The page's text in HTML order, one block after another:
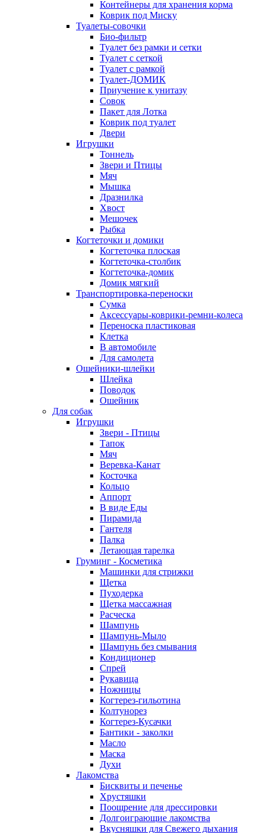
Контейнеры для хранения корма
Коврик под Миску
Туалеты-совочки
Био-фильтр
Туалет без рамки и сетки
Туалет с сеткой
Туалет с рамкой
Туалет-ДОМИК
Приучение к унитазу
Совок
Пакет для Лотка
Коврик под туалет
Двери
Игрушки
Тоннель
Звери и Птицы
Мяч
Мышка
Дразнилка
Хвост
Мешочек
Рыбка
Когтеточки и домики
Когтеточка плоская
Когтеточка-столбик
Когтеточка-домик
Домик мягкий
Транспортировка-переноски
Сумка
Аксессуары-коврики-ремни-колеса
Переноска пластиковая
Клетка
В автомобиле
Для самолета
Ошейники-шлейки
Шлейка
Поводок
Ошейник
Для собак
Игрушки
Звери - Птицы
Тапок
Мяч
Веревка-Канат
Косточка
Кольцо
Аппорт
В виде Еды
Пирамида
Гантеля
Палка
Летающая тарелка
Груминг - Косметика
Машинки для стрижки
Щетка
Пуходерка
Щетка массажная
Расческа
Шампунь
Шампунь-Мыло
Шампунь без cмывания
Кондиционер
Спрей
Рукавица
Ножницы
Когтерез-гильотина
Колтунорез
Когтерез-Кусачки
Бантики - заколки
Масло
Маска
Духи
Лакомства
Бисквиты и печенье
Хрустяшки
Поощрение для дрессировки
Долгоиграющие лакомства
Вкусняшки для Свежего дыхания